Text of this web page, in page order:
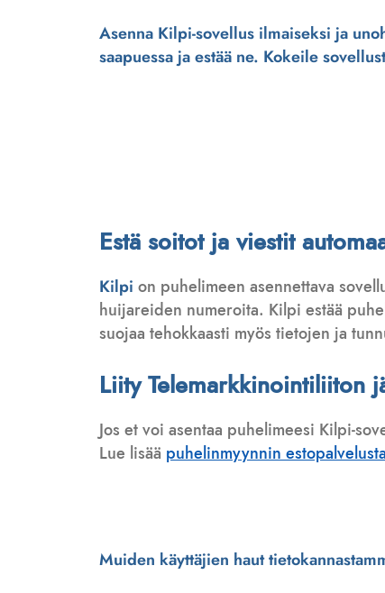
Asenna Kilpi-sovellus ilmaiseksi ja
saapuessa ja estää ne. Kokeile
Estä soitot ja viestit
Kilpi on puhelimeen asennettava
huijareiden numeroita. Kilpi estää
suojaa tehokkaasti myös tietojen ja
Liity Telemarkkinointiliiton
Jos et voi asentaa puhelimeesi Kilpi-
Lue lisää puhelinmyynnin estopalvelusta
Muiden käyttäjien haut